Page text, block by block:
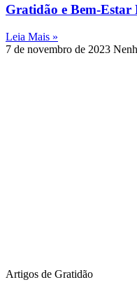
Gratidão e Bem-Estar
Leia Mais »
7 de novembro de 2023
Artigos de Gratidão